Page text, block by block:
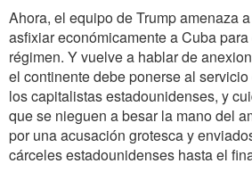
Ahora, el equipo de Trump amenaza
asfixiar económicamente a Cuba
régimen. Y vuelve a hablar de
el continente debe ponerse al
los capitalistas estadounidenses, y
que se nieguen a besar la mano del
por una acusación grotesca y
cárceles estadounidenses hasta el